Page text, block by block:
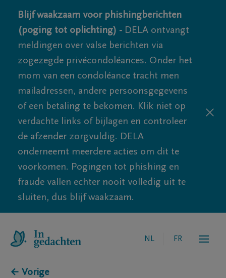
Blijf waakzaam voor phishingberichten
(poging tot oplichting) - DELA ontvangt
meldingen over valse berichten via
zogezegde privécondoléances. Onder het
mom van een condoléance tracht men
mailadressen, andere persoonsgegevens
of een betaling te bekomen. Klik niet op
verdachte links of bijlagen en controleer
de afzender zorgvuldig. DELA
onderneemt meerdere acties om dit te
voorkomen. Pogingen tot phishing en
fraude vallen echter nooit volledig uit te
sluiten, dus blijf waakzaam.
NL FR
← Vorige